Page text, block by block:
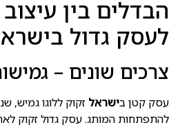
הבדלים בין
לעסק גדול
צרכים שונים –
עסק קטן בישראל זקוק ללוגו גמיש,
להתפתחות המותג. עסק גדול זקוק